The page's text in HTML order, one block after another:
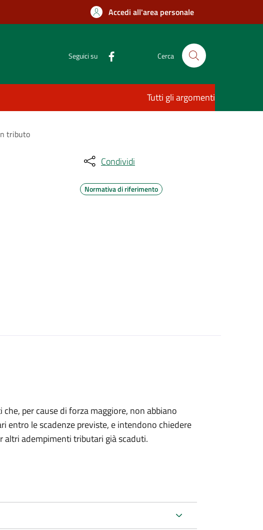
Accedi all'area personale
Seguici su Cerca
Tutti gli argomenti
tributo
Condividi
Normativa di riferimento
per cause di forza maggiore, non abbiano
entro le scadenze previste, e intendono chiedere
altri adempimenti tributari già scaduti.